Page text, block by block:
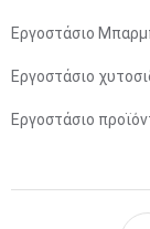
Εργοστάσιο
Εργοστάσιο
Εργοστάσιο